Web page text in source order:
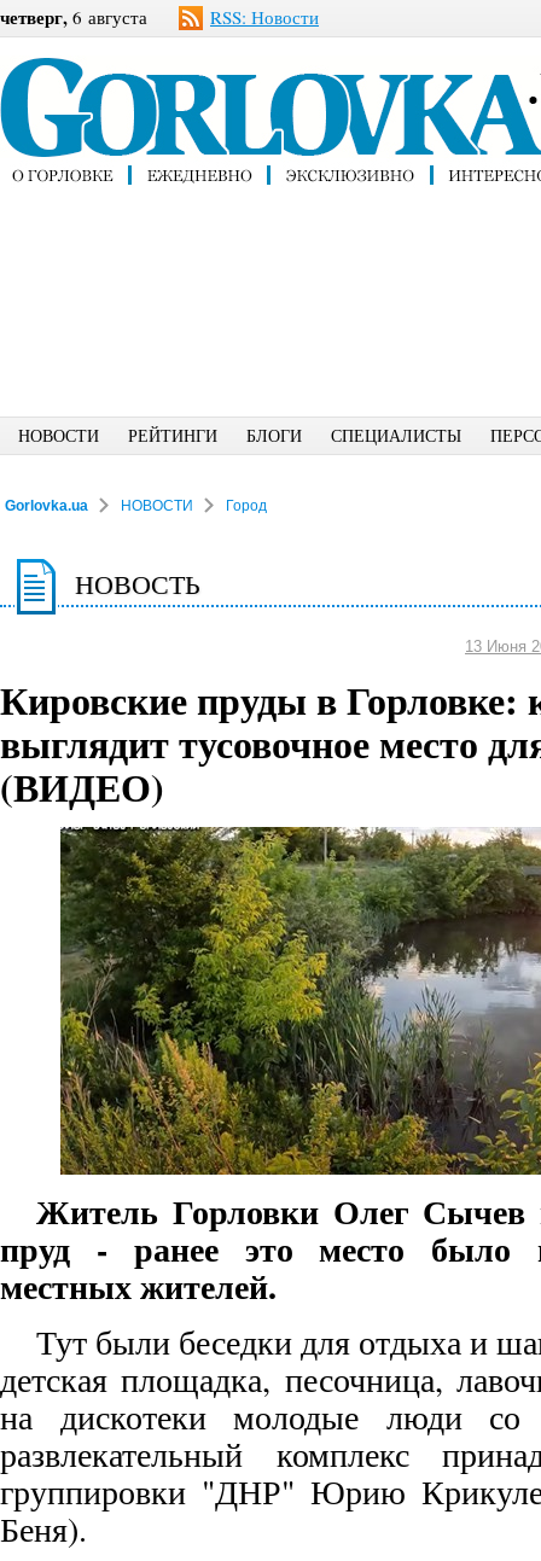
четверг, 6 августа RSS: Новости
НОВОСТИ РЕЙТИНГИ БЛОГИ СПЕЦИАЛИСТЫ
Gorlovka.ua НОВОСТИ Город
НОВОСТЬ
13 Июня
Кировские пруды в Горловке:
выглядит тусовочное место
(ВИДЕО)
Житель Горловки Олег Сычев
пруд - ранее это место было
местных жителей.
Тут были беседки для отдыха и
детская площадка, песочница,
на дискотеки молодые люди со
развлекательный комплекс
группировки "ДНР" Юрию
Беня).